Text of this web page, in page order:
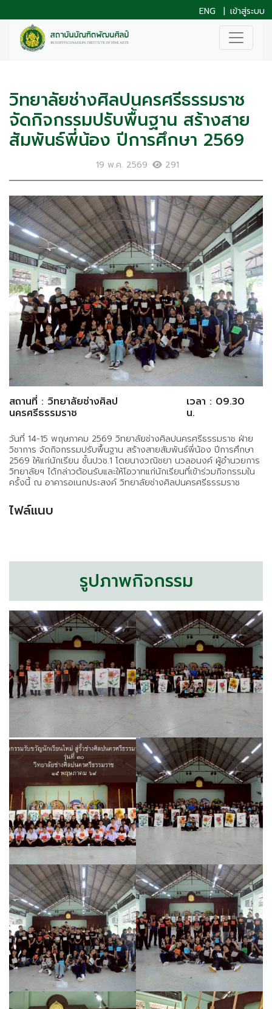
ENG | เข้าสู่ระบบ
วิทยาลัยช่างศิลปนครศรีธรรมราช
จัดกิจกรรมปรับพื้นฐาน สร้างสาย
สัมพันธ์พี่น้อง ปีการศึกษา 2569
19 พ.ค. 2569 291
สถานที่ : วิทยาลัยช่างศิลป
นครศรีธรรมราช
เวลา : 09.30
น.
วันที่ 14-15 พฤษภาคม 2569 วิทยาลัยช่างศิลปนครศรีธรรมราช ฝ่าย
วิชาการ จัดกิจกรรมปรับพื้นฐาน สร้างสายสัมพันธ์พี่น้อง ปีการศึกษา
2569 ให้แก่นักเรียน ชั้นปวช.1 โดยนางวณิชยา นวลอนงค์ ผู้อำนวยการ
วิทยาลัยฯ ได้กล่าวต้อนรับและให้โอวาทแก่นักเรียนที่เข้าร่วมกิจกรรมใน
ครั้งนี้ ณ อาคารอเนกประสงค์ วิทยาลัยช่างศิลปนครศรีธรรมราช
ไฟล์แนบ
รูปภาพกิจกรรม